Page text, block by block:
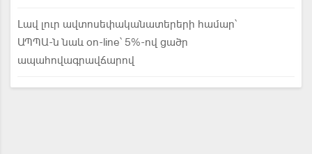
Լավ լուր ավտոսեփականատերերի համար՝
ԱՊՊԱ-ն նաև on-line՝ 5%-ով ցածր
ապահովագրավճարով